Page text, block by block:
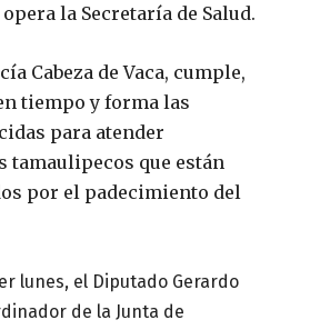
la Secretaría de Salud.
Cabeza de Vaca, cumple,
tiempo y forma las
para atender
tamaulipecos que están
por el padecimiento del
lunes, el Diputado Gerardo
de la Junta de